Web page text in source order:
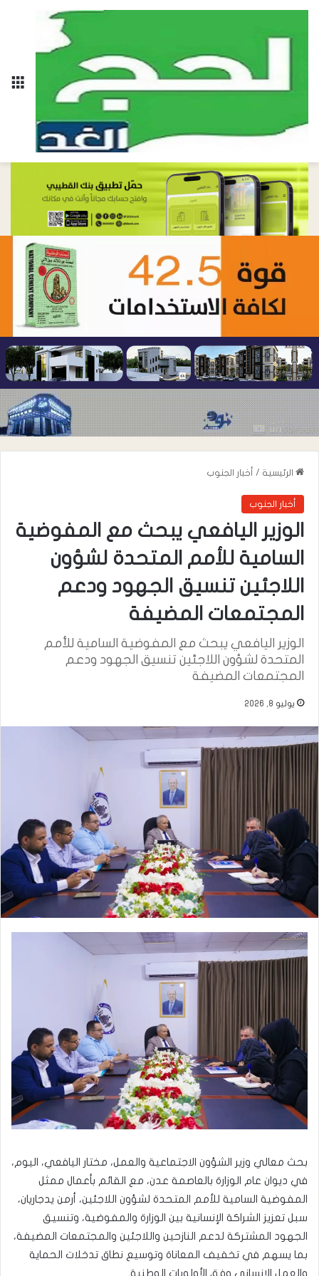
الرئيسية / أخبار الجنوب
أخبار الجنوب
الوزير اليافعي يبحث مع المفوضية
السامية للأمم المتحدة لشؤون
اللاجئين تنسيق الجهود ودعم
المجتمعات المضيفة
الوزير اليافعي يبحث مع المفوضية السامية للأمم
المتحدة لشؤون اللاجئين تنسيق الجهود ودعم
المجتمعات المضيفة
يوليو 8, 2026
بحث معالي وزير الشؤون الاجتماعية والعمل، مختار اليافعي، اليوم،
في ديوان عام الوزارة بالعاصمة عدن، مع القائم بأعمال ممثل
المفوضية السامية للأمم المتحدة لشؤون اللاجئين، أرمن يدجاريان،
سبل تعزيز الشراكة الإنسانية بين الوزارة والمفوضية، وتنسيق
الجهود المشتركة لدعم النازحين واللاجئين والمجتمعات المضيفة،
بما يسهم في تخفيف المعاناة وتوسيع نطاق تدخلات الحماية
والعمل الإنساني وفق الأولويات الوطنية.